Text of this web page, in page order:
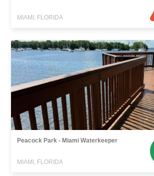
MIAMI, FLORIDA
Peacock Park - Miami Waterkeeper
MIAMI, FLORIDA